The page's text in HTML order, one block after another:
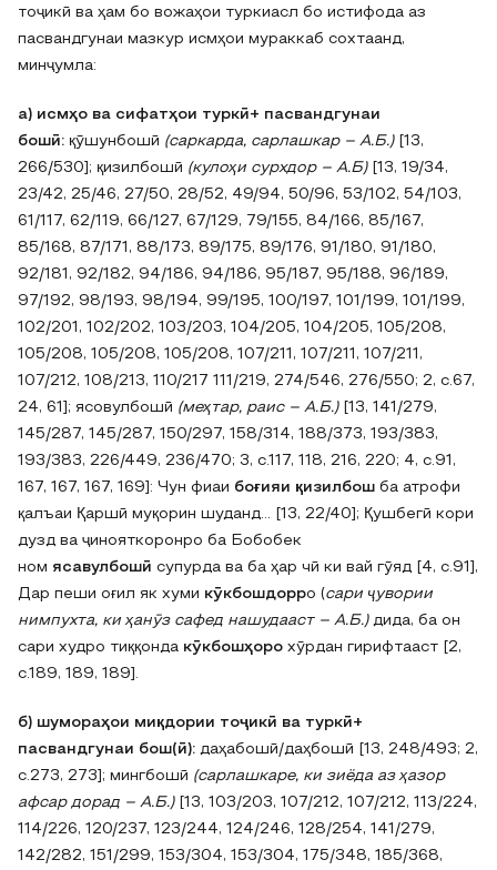
тоҷикӣ ва ҳам бо вожаҳои туркиасл бо истифода аз
пасвандгунаи мазкур исмҳои мураккаб сохтаанд,
минҷумла:
а) исмҳо ва сифатҳои туркӣ+ пасвандгунаи
бошӣ: қӯшунбошӣ (саркарда‚ сарлашкар – А.Б.)
[13,
266/530]; қизилбошӣ (кулоҳи сурхдор – А.Б)[13, 19/34‚
23/42‚ 25/46‚ 27/50‚ 28/52‚ 49/94‚ 50/96‚ 53/102‚ 54/103‚
61/117‚ 62/119‚ 66/127‚ 67/129‚ 79/155‚ 84/166‚ 85/167‚
85/168‚ 87/171‚ 88/173‚ 89/175‚ 89/176‚ 91/180‚ 91/180‚
92/181‚ 92/182‚ 94/186‚ 94/186‚ 95/187‚ 95/188‚ 96/189‚
97/192‚ 98/193‚ 98/194‚ 99/195‚ 100/197‚ 101/199‚ 101/199‚
102/201‚ 102/202‚ 103/203‚ 104/205‚ 104/205‚ 105/208‚
105/208‚ 105/208‚ 105/208‚ 107/211‚ 107/211‚ 107/211‚
107/212‚ 108/213‚ 110/217 111/219‚ 274/546‚ 276/550; 2, с.67,
24, 61]; ясовулбошӣ (меҳтар‚ раис – А.Б.)
[13, 141/279‚
145/287‚ 145/287‚ 150/297‚ 158/314‚ 188/373‚ 193/383‚
193/383‚ 226/449‚ 236/470; 3, с.117, 118, 216, 220; 4, с.91,
167, 167, 167, 169]: Чун фиаи боғияи қизилбош ба атрофи
қалъаи Қаршӣ муқорин шуданд… [13, 22/40]; Қушбегӣ кори
дузд ва ҷинояткоронро ба Бобобек
ном ясавулбошӣ супурда ва ба ҳар чӣ ки вай гӯяд [4, с.91],
Дар пеши оғил як хуми кӯкбошдорро (сари ҷувории
нимпухта, ки ҳанӯз сафед нашудааст – А.Б.)дида, ба он
сари худро тиққонда кӯкбошҳоро хӯрдан гирифтааст [2,
с.189, 189, 189].
б) шумораҳои миқдории тоҷикӣ ва туркӣ+
пасвандгунаи бош(ӣ): даҳабошӣ/даҳбошӣ [13, 248/493; 2,
с.273, 273]; мингбошӣ (сарлашкаре‚ ки зиёда аз ҳазор
афсар дорад – А.Б.)
[13, 103/203‚ 107/212‚ 107/212‚ 113/224‚
114/226‚ 120/237‚ 123/244‚ 124/246‚ 128/254‚ 141/279‚
142/282‚ 151/299‚ 153/304‚ 153/304‚ 175/348‚ 185/368‚